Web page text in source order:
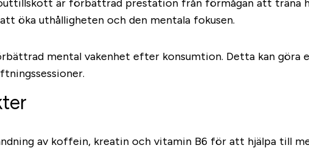
är förbättrad prestation från förmågan att träna
öka uthålligheten och den mentala fokusen.
mental vakenhet efter konsumtion. Detta kan göra
av koffein, kreatin och vitamin B6 för att hjälpa till